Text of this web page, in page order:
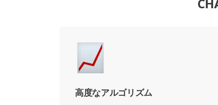
高度なアルゴリズム